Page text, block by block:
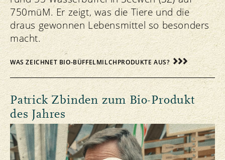
750müM. Er zeigt, was die Tiere und die
draus gewonnen Lebensmittel so besonders
macht.
WAS ZEICHNET BIO-BÜFFELMILCHPRODUKTE AUS?
Patrick Zbinden zum Bio-Produkt
des Jahres